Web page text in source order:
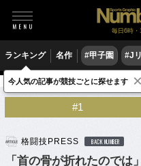
毎日6時・
ランキング 名作 #甲子園 #J
格闘技 その他
#1
格闘技PRESS BACK NUMBER
「首の骨が折れたのでは
今人気の記事が競技ごとに探せます ×